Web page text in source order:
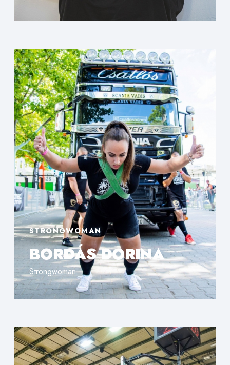
STRONGWOMAN
BORDÁS DORINA
Strongwoman